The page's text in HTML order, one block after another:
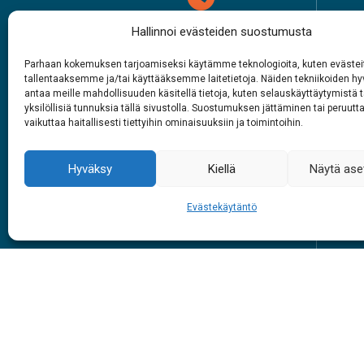
Hallinnoi evästeiden suostumusta
Parhaan kokemuksen tarjoamiseksi käytämme teknologioita, kuten
tallentaaksemme ja/tai käyttääksemme laitetietoja. Näiden tekniikoiden
antaa meille mahdollisuuden käsitellä tietoja, kuten selauskäyttäytymistä
yksilöllisiä tunnuksia tällä sivustolla. Suostumuksen jättäminen tai
vaikuttaa haitallisesti tiettyihin ominaisuuksiin ja toimintoihin.
Hyväksy Kiellä Näytä
Evästekäytäntö
1.6. – 27.9.2026
Joka päivä
9 – 18
#siidashop